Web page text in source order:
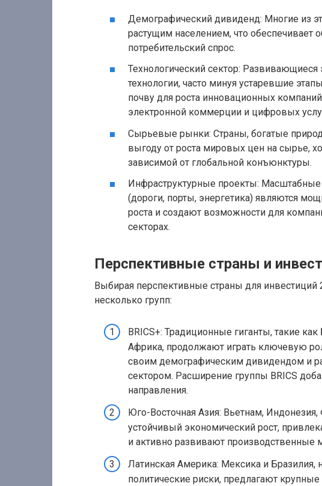
Демографический дивиденд: Многие из
растущим населением, что
потребительский спрос.
Технологический сектор:
технологии, часто минуя устаревшие
почву для роста инновационных
электронной коммерции и цифровых
Сырьевые рынки: Страны, богатые
выгоду от роста мировых цен на сырье,
зависимой от глобальной конъюнктуры.
Инфраструктурные проекты: Масштабные
(дороги, порты, энергетика) являются
роста и создают возможности для
секторах.
Перспективные страны и
Выбирая перспективные страны для инвестиций
несколько групп:
BRICS+: Традиционные гиганты, такие
Африка, продолжают играть ключевую
своим демографическим дивидендом и
сектором. Расширение группы BRICS
направления.
Юго-Восточная Азия: Вьетнам,
устойчивый экономический рост,
и активно развивают производственные
Латинская Америка: Мексика и Бразилия,
политические риски, предлагают